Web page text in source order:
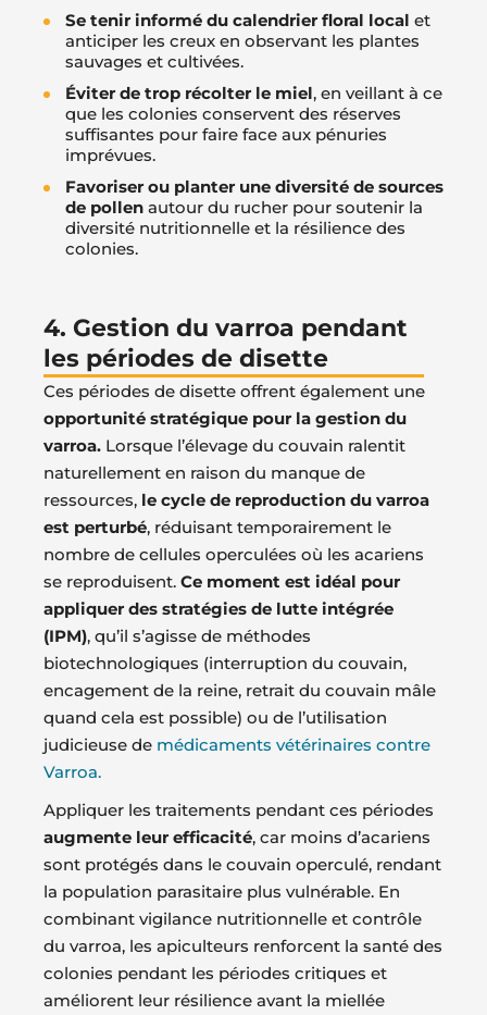
Se tenir informé du calendrier floral local et
anticiper les creux en observant les plantes
sauvages et cultivées.
Éviter de trop récolter le miel, en veillant à ce
que les colonies conservent des réserves
suffisantes pour faire face aux pénuries
imprévues.
Favoriser ou planter une diversité de sources
de pollen autour du rucher pour soutenir la
diversité nutritionnelle et la résilience des
colonies.
4. Gestion du varroa pendant
les périodes de disette
Ces périodes de disette offrent également une
opportunité stratégique pour la gestion du
varroa. Lorsque l’élevage du couvain ralentit
naturellement en raison du manque de
ressources, le cycle de reproduction du varroa
est perturbé, réduisant temporairement le
nombre de cellules operculées où les acariens
se reproduisent. Ce moment est idéal pour
appliquer des stratégies de lutte intégrée
(IPM), qu’il s’agisse de méthodes
biotechnologiques (interruption du couvain,
encagement de la reine, retrait du couvain mâle
quand cela est possible) ou de l’utilisation
judicieuse de médicaments vétérinaires contre
Varroa.
Appliquer les traitements pendant ces périodes
augmente leur efficacité, car moins d’acariens
sont protégés dans le couvain operculé, rendant
la population parasitaire plus vulnérable. En
combinant vigilance nutritionnelle et contrôle
du varroa, les apiculteurs renforcent la santé des
colonies pendant les périodes critiques et
améliorent leur résilience avant la miellée